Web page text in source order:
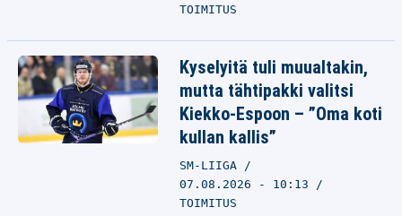
TOIMITUS
Kyselyitä tuli muualtakin,
mutta tähtipakki valitsi
Kiekko-Espoon – ”Oma koti
kullan kallis”
SM-LIIGA
07.08.2026 - 10:13
TOIMITUS